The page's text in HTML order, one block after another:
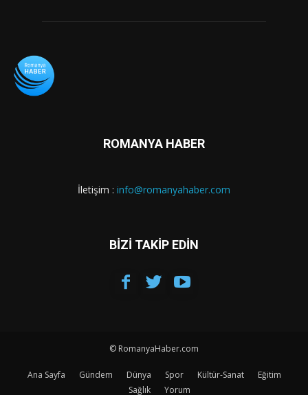
ROMANYA HABER
İletişim : info@romanyahaber.com
BİZİ TAKİP EDİN
© RomanyaHaber.com
Ana Sayfa Gündem Dünya Spor Kültür-Sanat
Eğitim
Sağlık
Yorum